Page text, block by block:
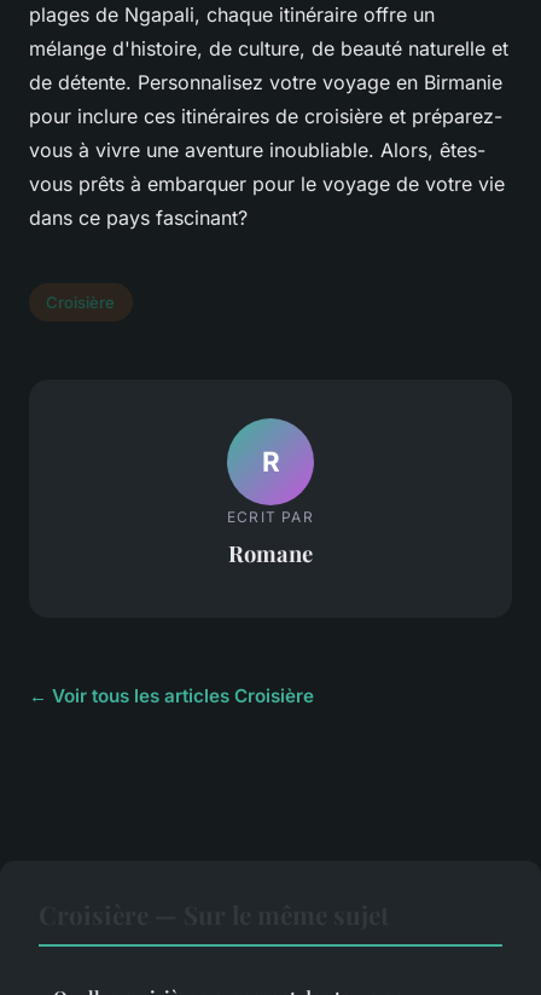
plages de Ngapali, chaque itinéraire offre un
mélange d'histoire, de culture, de beauté naturelle et
de détente. Personnalisez votre voyage en Birmanie
pour inclure ces itinéraires de croisière et préparez-
vous à vivre une aventure inoubliable. Alors, êtes-
vous prêts à embarquer pour le voyage de votre vie
dans ce pays fascinant?
Croisière
R
ECRIT PAR
Romane
← Voir tous les articles Croisière